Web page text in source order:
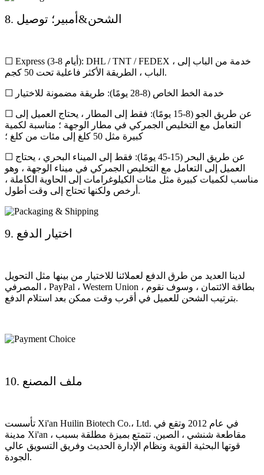
8. الشحن&أمبير؛ توصيل
☐ Express (3-8 أيام): DHL / TNT / FEDEX ، خدمة من الباب إلى
الباب ، الطريقة الأكثر فاعلية تحت 50 كجم.
☐ خدمة الخط الخاص (8-28 يومًا): طريقة مضمونة للاختيار
☐ عن طريق الجو (8-15 يومًا): فقط إلى المطار ، يحتاج العميل إلى
التعامل مع التخليص الجمركي في مطار الوجهة ؛ مناسبة لكمية
كبيرة مثل 50 كلغ إلى مئات من كلغ ؛
☐ عن طريق البحر (15-45 يومًا): فقط إلى الميناء البحري ، يحتاج
العميل إلى التعامل مع التخليص الجمركي في ميناء الوجهة ، وهو
مناسب لكميات كبيرة مثل مئات الكيلوغرامات إلى الحاوية الكاملة ،
أرخص ولكنها تحتاج إلى وقت أطول.
9. اختيار الدفع
لدينا العديد من طرق الدفع لعملائنا للاختيار من بينها مثل التحويل
المصرفي ، PayPal ، Western Union ، بطاقة الائتمان ، وسوف نقوم
بترتيب الشحن للعميل في أقرب وقت ممكن بعد استلام الدفع.
10. ملف المصنع
تأسست Xi'an Huilin Biotech Co.، Ltd. في عام 2012 وتقع في
مدينة Xi'an ، مقاطعة شنشي ، الصين. تتمتع بميزة مطلقة بسبب
قوتها البحثية القوية ونظام الإدارة الحديث وفريق التسويق عالي
الجودة.